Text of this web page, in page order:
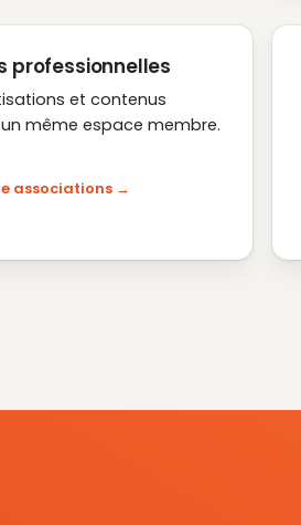
professionnelles
et contenus
même espace membre.
associations